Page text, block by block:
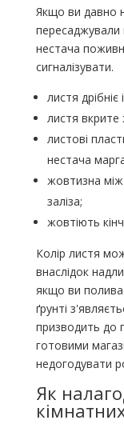
Якщо ви давно
пересаджували
нестача
сигналізувати.
листя
листя
листові
нестача
жовтизна
заліза;
жовтіють
Колір листя
внаслідок
якщо ви
ґрунті
призводить до
готовими
недогодувати
Як